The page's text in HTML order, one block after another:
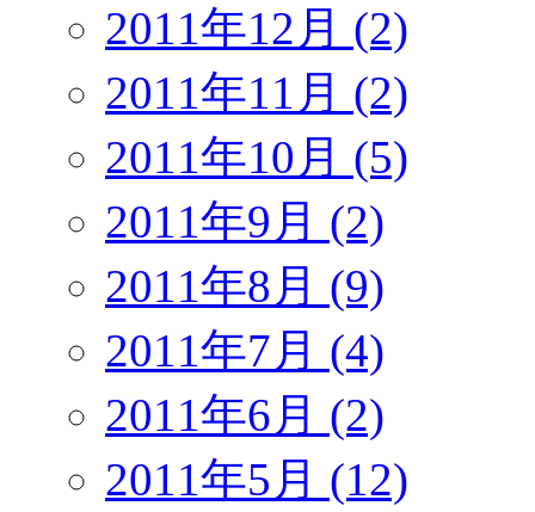
2011年12月 (2)
2011年11月 (2)
2011年10月 (5)
2011年9月 (2)
2011年8月 (9)
2011年7月 (4)
2011年6月 (2)
2011年5月 (12)